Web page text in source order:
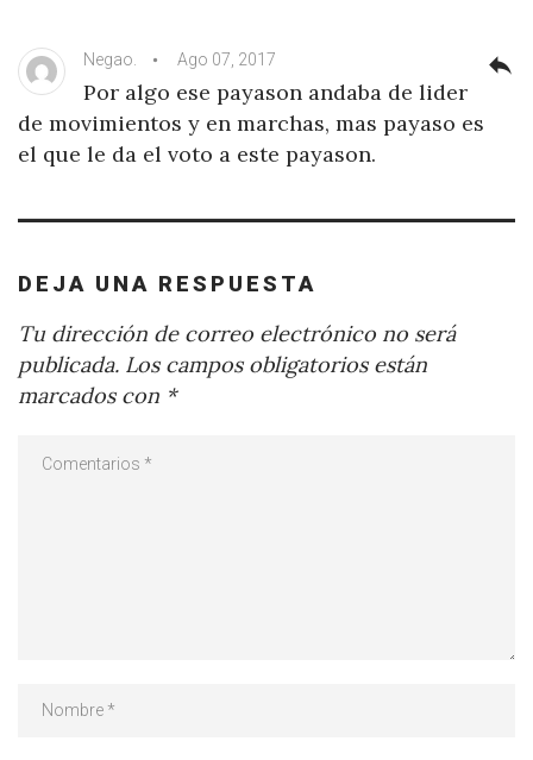
Negao. Ago 07, 2017
Por algo ese payason andaba de lider
de movimientos y en marchas, mas payaso es
el que le da el voto a este payason.
reply
DEJA UNA RESPUESTA
Tu dirección de correo electrónico no será
publicada. Los campos obligatorios están
marcados con *